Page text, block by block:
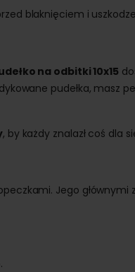
blaknięciem i
na odbitki 10x15
pudełka, masz
, by każdy znalazł coś dla
Jego głównymi